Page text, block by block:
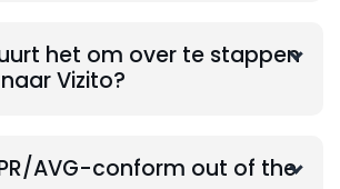
het om over te stappen
Vizito?
AVG-conform out of the